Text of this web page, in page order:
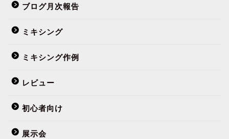
ブログ月次報告
ミキシング
ミキシング作例
レビュー
初心者向け
展示会